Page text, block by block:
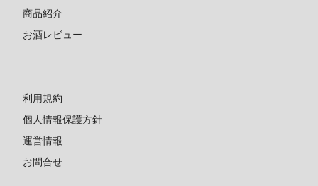
商品紹介
お酒レビュー
利用規約
個人情報保護方針
運営情報
お問合せ